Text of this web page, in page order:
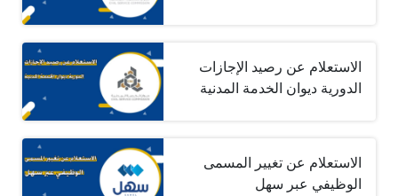
الاستعلام عن رصيد الإجازات
الدورية ديوان الخدمة المدنية
الاستعلام عن تغيير المسمى
الوظيفي عبر سهل